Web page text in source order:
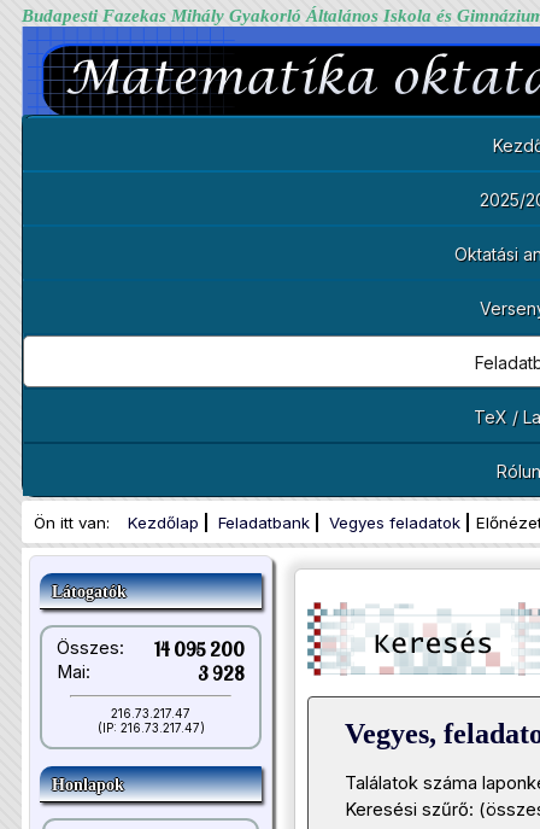
Budapesti Fazekas Mihály Gyakorló Általános Iskola és
2025/
Oktatási
TeX /
Ön itt van: Kezdőlap Feladatbank Vegyes feladatok
Látogatók
Összes: 14 095 200
Mai: 3 928
216.73.217.47
(IP: 216.73.217.47)
Honlapok
Vegyes,
Találatok száma
Keresési szűrő: